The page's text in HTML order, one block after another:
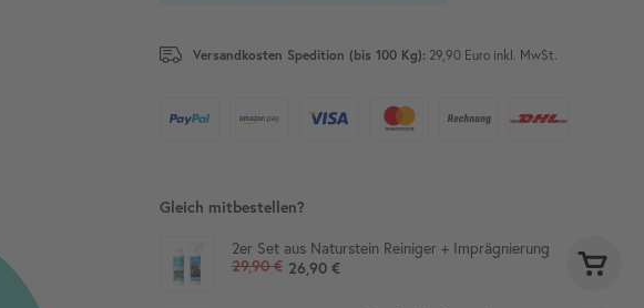
Versandkosten Spedition (bis 100 Kg): 29,90 Euro inkl. MwSt.
Gleich mitbestellen?
2er Set aus Naturstein Reiniger + Imprägnierung
29,90 € 26,90 €